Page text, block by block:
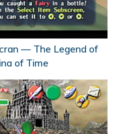
— The Legend of
of Time